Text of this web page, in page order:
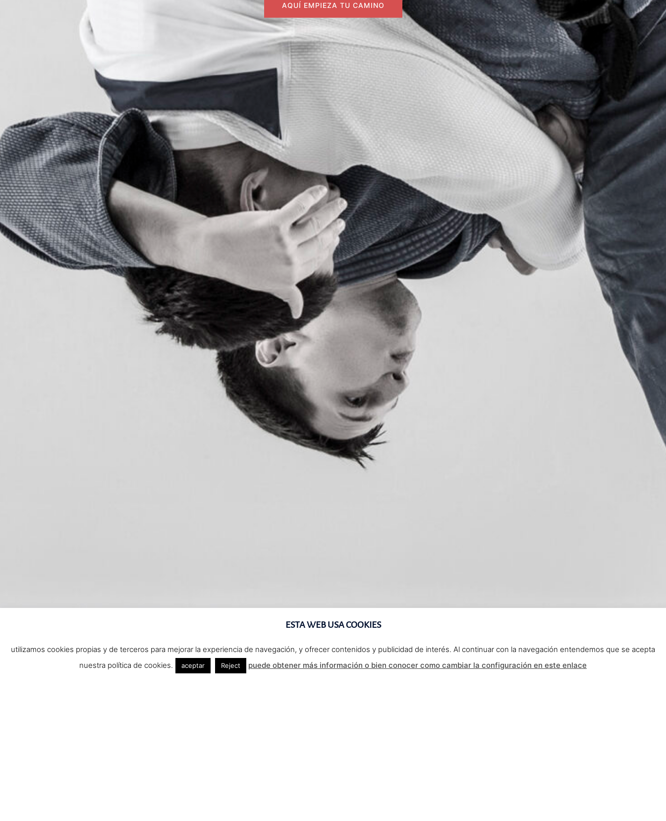
AQUÍ EMPIEZA TU CAMINO
ESTA WEB USA COOKIES
utilizamos cookies propias y de terceros para mejorar la experiencia de navegación, y ofrecer contenidos y publicidad de interés. Al continuar con la navegación entendemos que se acepta
nuestra política de cookies.
aceptar Reject puede obtener más información o bien conocer como cambiar la configuración en este enlace